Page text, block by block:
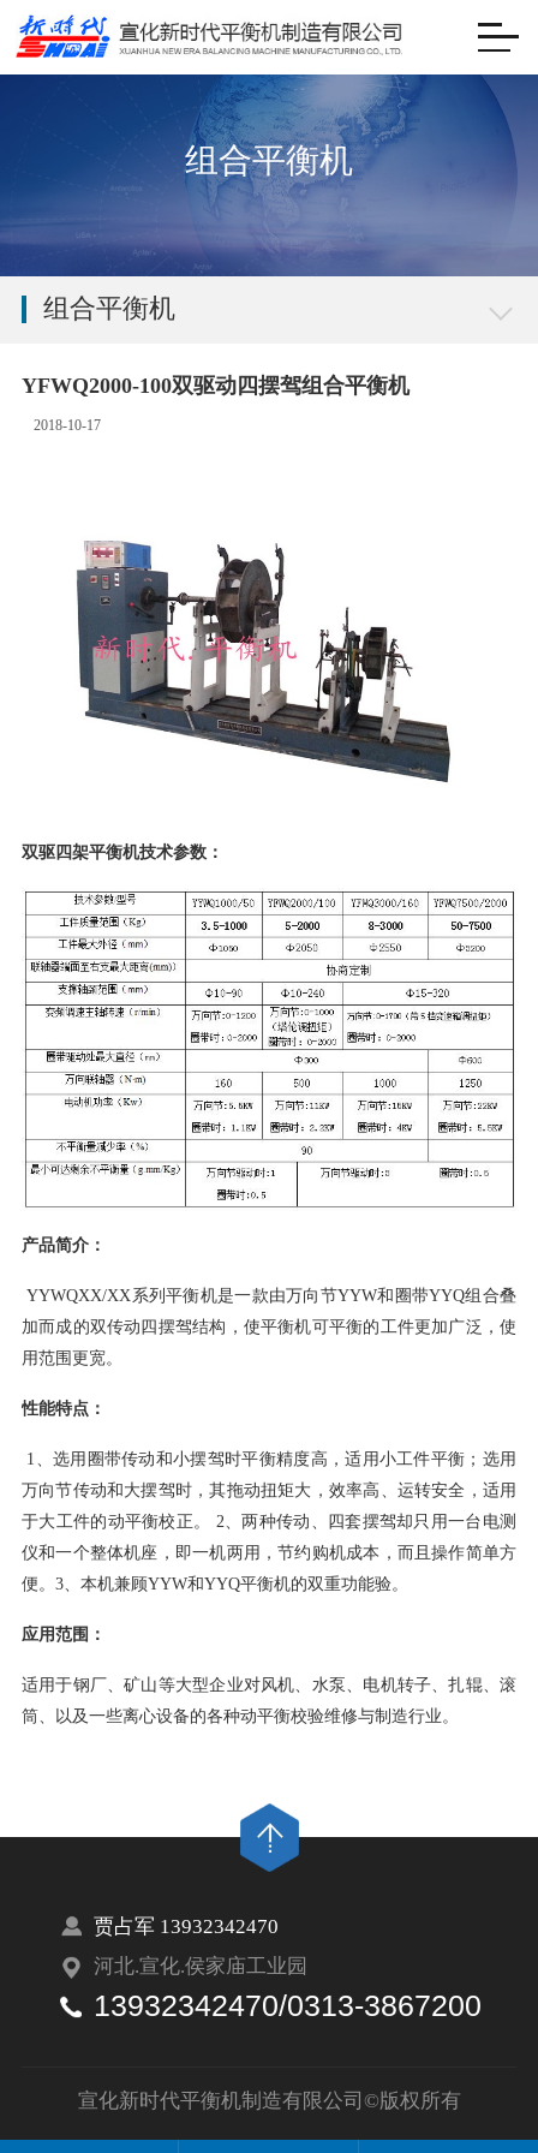
组合平衡机
组合平衡机
YFWQ2000-100双驱动四摆驾组合平衡机
2018-10-17
双驱四架平衡机技术参数：
产品简介：
YYWQXX/XX系列平衡机是一款由万向节YYW和圈带YYQ组合叠
加而成的双传动四摆驾结构，使平衡机可平衡的工件更加广泛，使
用范围更宽。
性能特点：
1、选用圈带传动和小摆驾时平衡精度高，适用小工件平衡；选用
万向节传动和大摆驾时，其拖动扭矩大，效率高、运转安全，适用
于大工件的动平衡校正。 2、两种传动、四套摆驾却只用一台电测
仪和一个整体机座，即一机两用，节约购机成本，而且操作简单方
便。3、本机兼顾YYW和YYQ平衡机的双重功能验。
应用范围：
适用于钢厂、矿山等大型企业对风机、水泵、电机转子、扎辊、滚
筒、以及一些离心设备的各种动平衡校验维修与制造行业。
贾占军 13932342470
河北.宣化.侯家庙工业园
13932342470/0313-3867200
宣化新时代平衡机制造有限公司©版权所有